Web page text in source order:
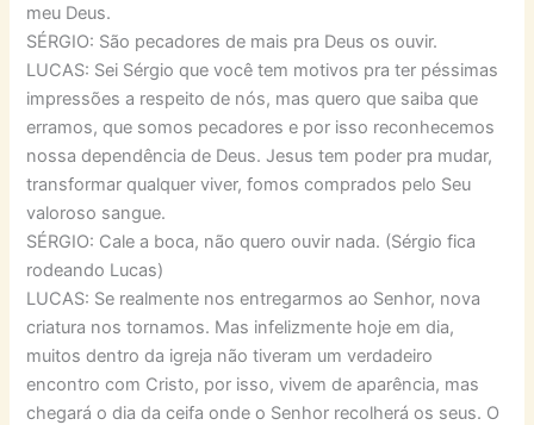
meu Deus.
SÉRGIO: São pecadores de mais pra Deus os ouvir.
LUCAS: Sei Sérgio que você tem motivos pra ter péssimas
impressões a respeito de nós, mas quero que saiba que
erramos, que somos pecadores e por isso reconhecemos
nossa dependência de Deus. Jesus tem poder pra mudar,
transformar qualquer viver, fomos comprados pelo Seu
valoroso sangue.
SÉRGIO: Cale a boca, não quero ouvir nada. (Sérgio fica
rodeando Lucas)
LUCAS: Se realmente nos entregarmos ao Senhor, nova
criatura nos tornamos. Mas infelizmente hoje em dia,
muitos dentro da igreja não tiveram um verdadeiro
encontro com Cristo, por isso, vivem de aparência, mas
chegará o dia da ceifa onde o Senhor recolherá os seus. O